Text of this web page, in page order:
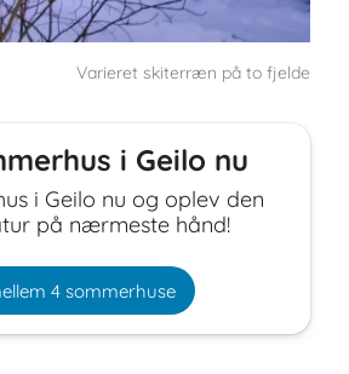
Varieret skiterræn på to fjelde
i Geilo nu
i Geilo nu og oplev den
på nærmeste hånd!
4 sommerhuse